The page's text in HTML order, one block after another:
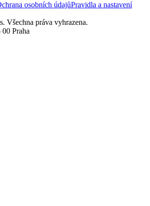
osobních údajůPravidla a nastavení
Všechna práva vyhrazena.
Praha